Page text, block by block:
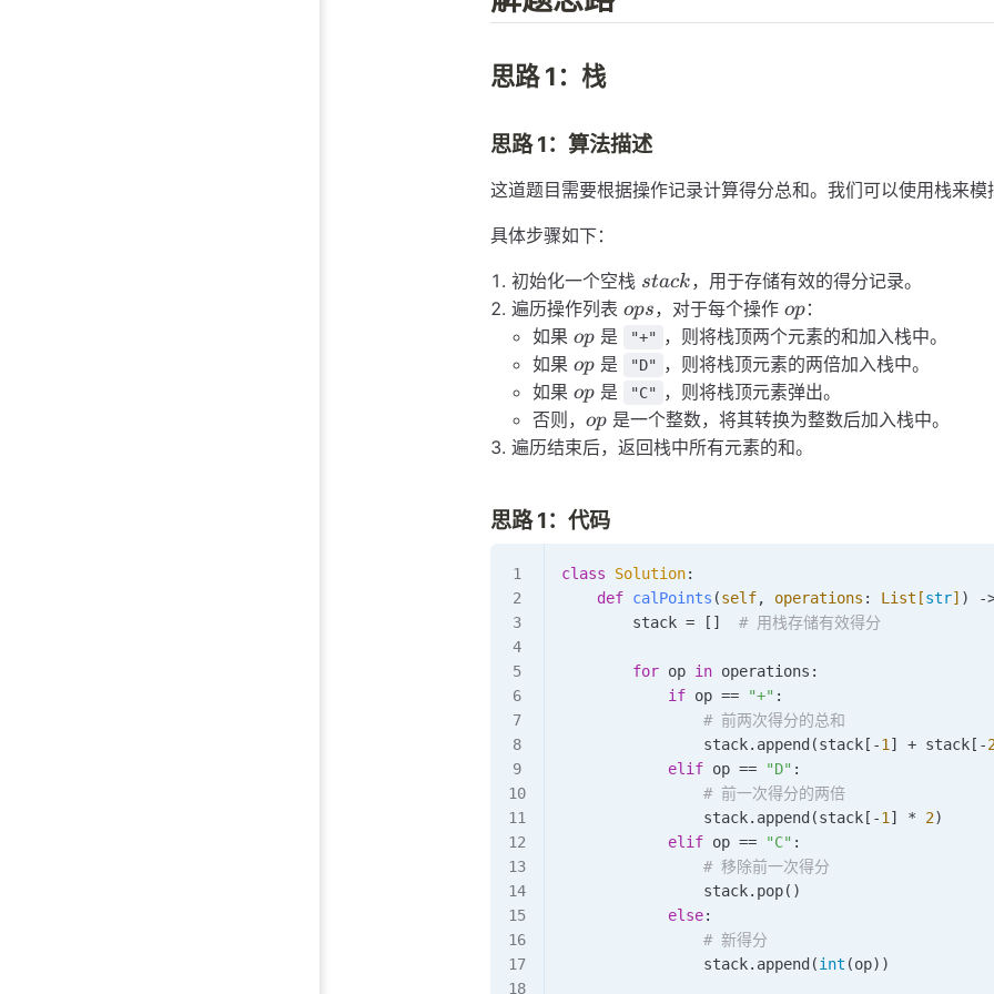
思路 1：栈
思路 1：算法描述
这道题目需要根据操作记录计算得分总和。我们可以使用栈来模
具体步骤如下：
初始化一个空栈 stack
stack，用于存储有效的得分记录。
遍历操作列表ops
ops，对于每个操作op
op：
如果op
op 是 "+"
，则将栈顶两个元素的和加入栈中。
如果op
op 是 "D"
，则将栈顶元素的两倍加入栈中。
如果op
op 是 "C"
，则将栈顶元素弹出。
否则，op
op 是一个整数，将其转换为整数后加入栈中。
遍历结束后，返回栈中所有元素的和。
思路 1：代码
class Solution:
    def
calPoints (self, operations : List[str] ) -
        stack
= [] # 用栈存储有效得分
        for
op in operations:
            if
op == "+" :
                # 前两次得分的总和
                stack.
append (stack[ -1] + stack[ -
            elif
op == "D" :
                # 前一次得分的两倍
                stack.
append (stack[ -1] * 2)
            elif
op == "C" :
                # 移除前一次得分
                stack.
pop()
            else
:
                # 新得分
                stack.
append (int (op))